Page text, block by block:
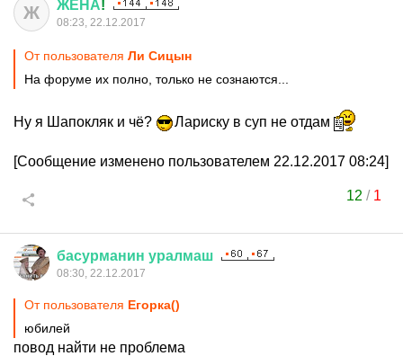
Ж ЖЕНА!
08:23, 22.12.2017
От пользователя Ли Сицын
На форуме их полно, только не сознаются...
Ну я Шапокляк и чё? Лариску в суп не отдам
[Сообщение изменено пользователем 22.12.2017 08:24]
12 / 1
басурманин уралмаш
08:30, 22.12.2017
От пользователя Егорка()
юбилей
повод найти не проблема